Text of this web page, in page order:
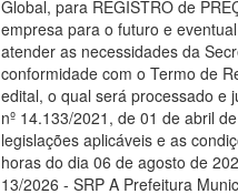
Global, para REGISTRO de
empresa para o futuro e
atender as necessidades da
conformidade com o Termo de
edital, o qual será processado e
nº 14.133/2021, de 01 de abril
legislações aplicáveis e as
horas do dia 06 de agosto de
13/2026 - SRP A Prefeitura